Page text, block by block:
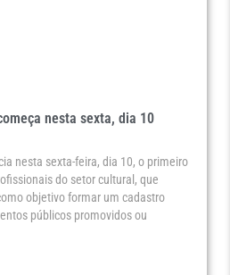
nesta sexta, dia 10
nesta sexta-feira, dia 10, o primeiro
do setor cultural, que
objetivo formar um cadastro
públicos promovidos ou